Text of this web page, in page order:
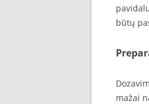
būtų
mažai